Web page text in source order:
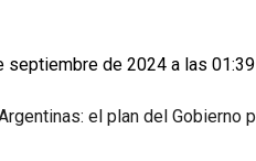
septiembre de 2024 a las 01:39